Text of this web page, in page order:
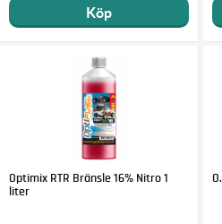
Köp
Optimix RTR Bränsle 16% Nitro 1
liter